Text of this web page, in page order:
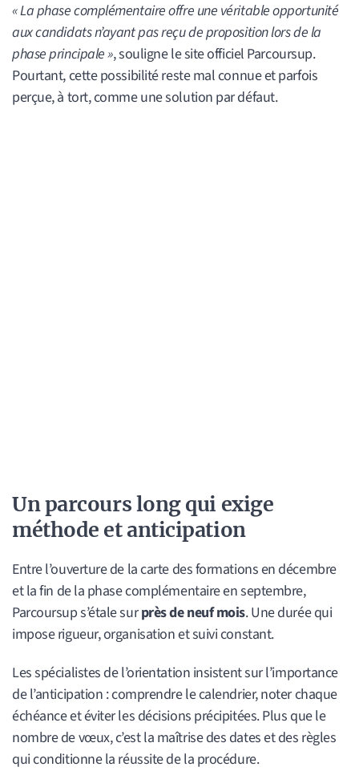
« La phase complémentaire offre une véritable opportunité
aux candidats n’ayant pas reçu de proposition lors de la
phase principale », souligne le site officiel Parcoursup.
Pourtant, cette possibilité reste mal connue et parfois
perçue, à tort, comme une solution par défaut.
Un parcours long qui exige
méthode et anticipation
Entre l’ouverture de la carte des formations en décembre
et la fin de la phase complémentaire en septembre,
Parcoursup s’étale surprès de neuf mois. Une durée qui
impose rigueur, organisation et suivi constant.
Les spécialistes de l’orientation insistent sur l’importance
de l’anticipation : comprendre le calendrier, noter chaque
échéance et éviter les décisions précipitées. Plus que le
nombre de vœux, c’est la maîtrise des dates et des règles
qui conditionne la réussite de la procédure.